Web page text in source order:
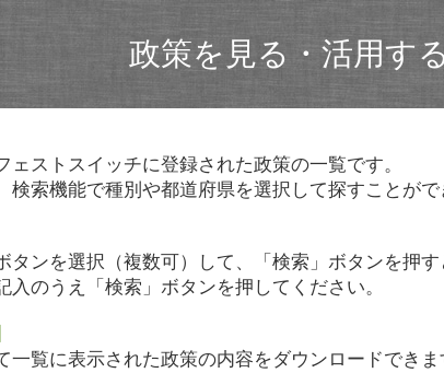
政策を見る・活用す
ェストスイッチに登録された政策の一覧です。
検索機能で種別や都道府県を選択して探すことがで
タンを選択（複数可）して、「検索」ボタンを押す
入のうえ「検索」ボタンを押してください。
一覧に表示された政策の内容をダウンロードできま